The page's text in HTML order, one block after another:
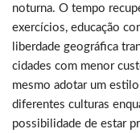
noturna. O tempo
exercícios, educação
liberdade geográfica
cidades com menor
mesmo adotar um
diferentes culturas
possibilidade de estar